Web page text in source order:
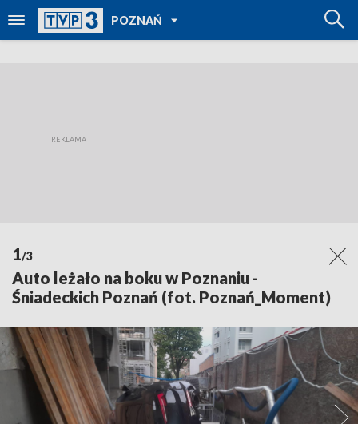
POZNAŃ
POWRÓT DO
TVP REGIONY
1/3
Auto leżało na boku w Poznaniu -
Śniadeckich Poznań (fot. Poznań_Moment)